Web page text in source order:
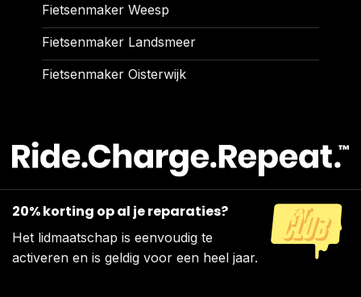
Fietsenmaker Weesp
Fietsenmaker Landsmeer
Fietsenmaker Oisterwijk
20% korting op al je reparaties?
Het lidmaatschap is eenvoudig te
activeren en is geldig voor een heel jaar.